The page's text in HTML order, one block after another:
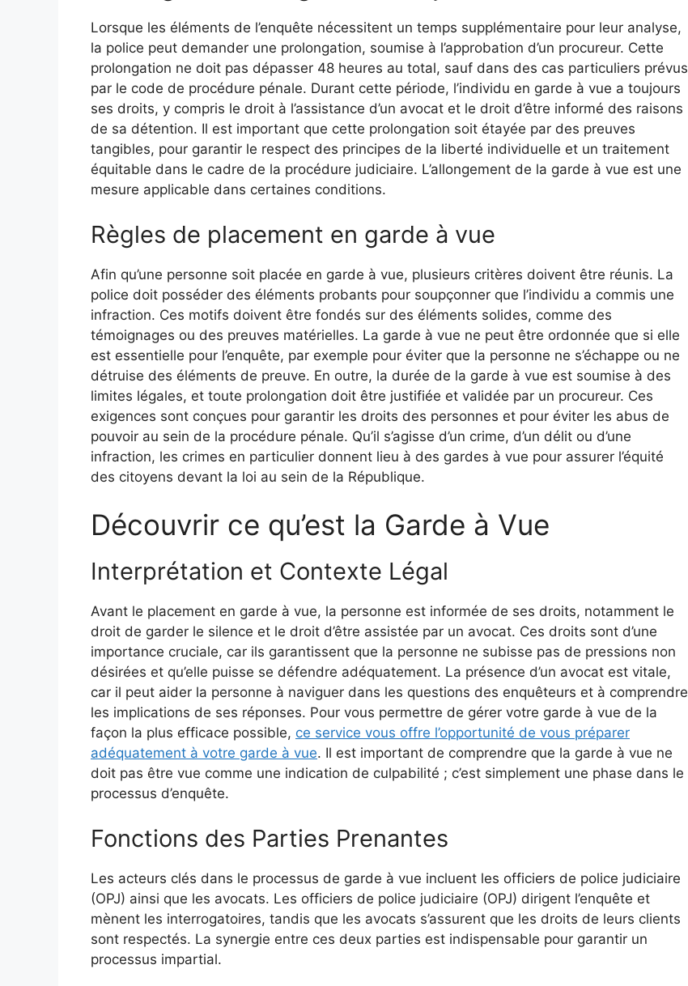
Lorsque les éléments de l’enquête nécessitent un temps supplémentaire pour leur analyse,
la police peut demander une prolongation, soumise à l’approbation d’un procureur. Cette
prolongation ne doit pas dépasser 48 heures au total, sauf dans des cas particuliers prévus
par le code de procédure pénale. Durant cette période, l’individu en garde à vue a toujours
ses droits, y compris le droit à l’assistance d’un avocat et le droit d’être informé des raisons
de sa détention. Il est important que cette prolongation soit étayée par des preuves
tangibles, pour garantir le respect des principes de la liberté individuelle et un traitement
équitable dans le cadre de la procédure judiciaire. L’allongement de la garde à vue est une
mesure applicable dans certaines conditions.
Règles de placement en garde à vue
Afin qu’une personne soit placée en garde à vue, plusieurs critères doivent être réunis. La
police doit posséder des éléments probants pour soupçonner que l’individu a commis une
infraction. Ces motifs doivent être fondés sur des éléments solides, comme des
témoignages ou des preuves matérielles. La garde à vue ne peut être ordonnée que si elle
est essentielle pour l’enquête, par exemple pour éviter que la personne ne s’échappe ou ne
détruise des éléments de preuve. En outre, la durée de la garde à vue est soumise à des
limites légales, et toute prolongation doit être justifiée et validée par un procureur. Ces
exigences sont conçues pour garantir les droits des personnes et pour éviter les abus de
pouvoir au sein de la procédure pénale. Qu’il s’agisse d’un crime, d’un délit ou d’une
infraction, les crimes en particulier donnent lieu à des gardes à vue pour assurer l’équité
des citoyens devant la loi au sein de la République.
Découvrir ce qu’est la Garde à Vue
Interprétation et Contexte Légal
Avant le placement en garde à vue, la personne est informée de ses droits, notamment le
droit de garder le silence et le droit d’être assistée par un avocat. Ces droits sont d’une
importance cruciale, car ils garantissent que la personne ne subisse pas de pressions non
désirées et qu’elle puisse se défendre adéquatement. La présence d’un avocat est vitale,
car il peut aider la personne à naviguer dans les questions des enquêteurs et à comprendre
les implications de ses réponses. Pour vous permettre de gérer votre garde à vue de la
façon la plus efficace possible, ce service vous offre l’opportunité de vous préparer
adéquatement à votre garde à vue. Il est important de comprendre que la garde à vue ne
doit pas être vue comme une indication de culpabilité ; c’est simplement une phase dans le
processus d’enquête.
Fonctions des Parties Prenantes
Les acteurs clés dans le processus de garde à vue incluent les officiers de police judiciaire
(OPJ) ainsi que les avocats. Les officiers de police judiciaire (OPJ) dirigent l’enquête et
mènent les interrogatoires, tandis que les avocats s’assurent que les droits de leurs clients
sont respectés. La synergie entre ces deux parties est indispensable pour garantir un
processus impartial.